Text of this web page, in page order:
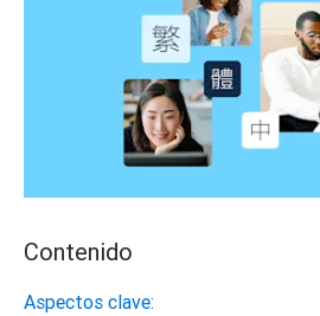
Contenido
Aspectos clave: